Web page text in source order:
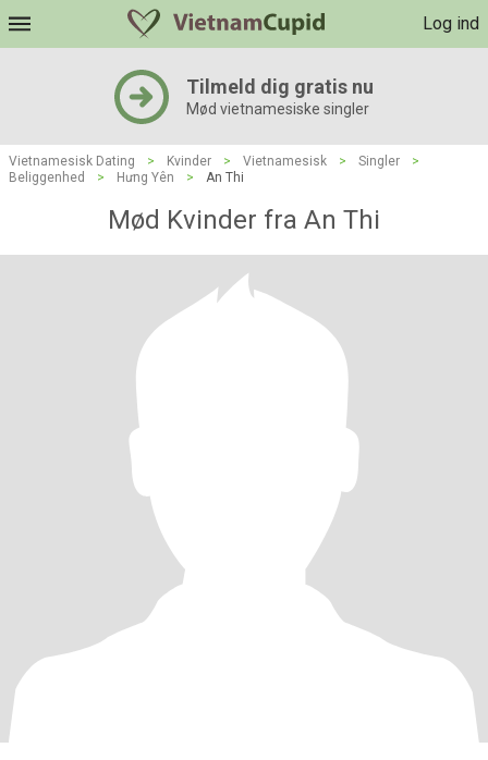
Log ind
Tilmeld dig gratis nu
Mød vietnamesiske singler
Vietnamesisk Dating > Kvinder > Vietnamesisk > Singler
>
Beliggenhed
> Hưng Yên > An Thi
Mød Kvinder fra An Thi